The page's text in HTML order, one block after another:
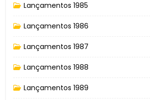
Lançamentos 1985
Lançamentos 1986
Lançamentos 1987
Lançamentos 1988
Lançamentos 1989